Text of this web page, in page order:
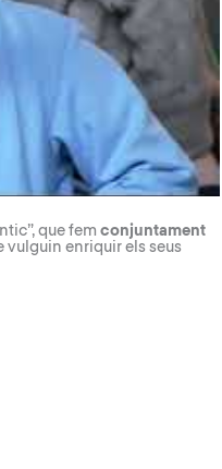
que fem conjuntament
vulguin enriquir els seus